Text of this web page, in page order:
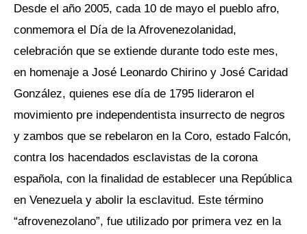
Desde el año 2005, cada 10 de mayo el pueblo afro,
conmemora el Día de la Afrovenezolanidad,
celebración que se extiende durante todo este mes,
en homenaje a José Leonardo Chirino y José Caridad
González, quienes ese día de 1795 lideraron el
movimiento pre independentista insurrecto de negros
y zambos que se rebelaron en la Coro, estado Falcón,
contra los hacendados esclavistas de la corona
española, con la finalidad de establecer una República
en Venezuela y abolir la esclavitud. Este término
“afrovenezolano”, fue utilizado por primera vez en la